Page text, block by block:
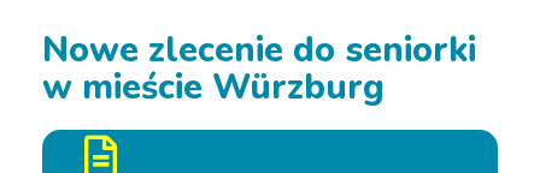
Nowe zlecenie do seniorki
w mieście Würzburg